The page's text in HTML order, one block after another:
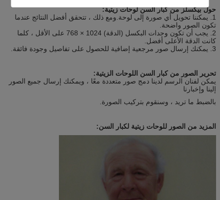
حول بيكسلز من كبار السن لوحات زيتية:
1. يمكننا تحويل أي صورة إلى لوحة.ومع ذلك ، تتحقق أفضل النتائج عندما
تكون الصور واضحة.
2. يجب أن تكون وحدات البكسل (الدقة) 1024 × 768 على الأقل ، كلما
كانت الدقة الأعلى أفضل.
3. يمكنك إرسال صور مرجعية إضافية للحصول على تفاصيل وجودة فائقة.
تحرير الصور من كبار السن اللوحات الزيتية:
يمكن لفنان الرسم لدينا دمج صور متعددة معًا ، ويمكنك إرسال جميع الصور
إلينا وإخبارنا
بالضبط ما تريد ، وسنقوم بتركيب الصورة.
المزيد من الصور للوحات زيتية لكبار السن: